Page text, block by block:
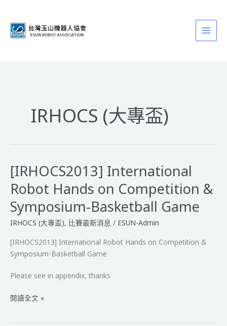
IRHOCS (大專盃)
[IRHOCS2013] International
Robot Hands on Competition &
Symposium-Basketball Game
IRHOCS (大專盃), 比賽最新消息 / ESUN-Admin
[IRHOCS2013] International Robot Hands on Competition &
Symposium-Basketball Game
Please see in appendix, thanks
[IRHOCS2013]
Robot
閱讀全文 »